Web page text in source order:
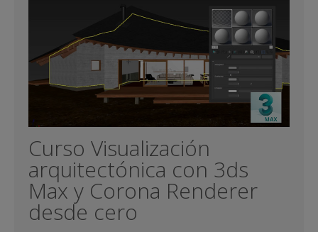
Curso Visualización
arquitectónica con 3ds
Max y Corona Renderer
desde cero